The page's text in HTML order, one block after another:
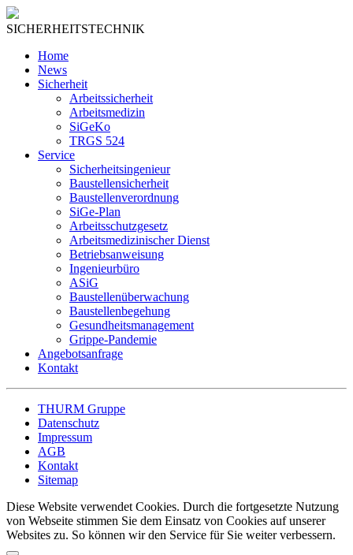
SICHERHEITSTECHNIK
Home
News
Sicherheit
Arbeitssicherheit
Arbeitsmedizin
SiGeKo
TRGS 524
Service
Sicherheitsingenieur
Baustellensicherheit
Baustellenverordnung
SiGe-Plan
Arbeitsschutzgesetz
Arbeitsmedizinischer Dienst
Betriebsanweisung
Ingenieurbüro
ASiG
Baustellenüberwachung
Baustellenbegehung
Gesundheitsmanagement
Grippe-Pandemie
Angebotsanfrage
Kontakt
THURM Gruppe
Datenschutz
Impressum
AGB
Kontakt
Sitemap
Diese Website verwendet Cookies. Durch die fortgesetzte Nutzung
von Webseite stimmen Sie dem Einsatz von Cookies auf unserer
Websites zu. So können wir den Service für Sie weiter verbessern.